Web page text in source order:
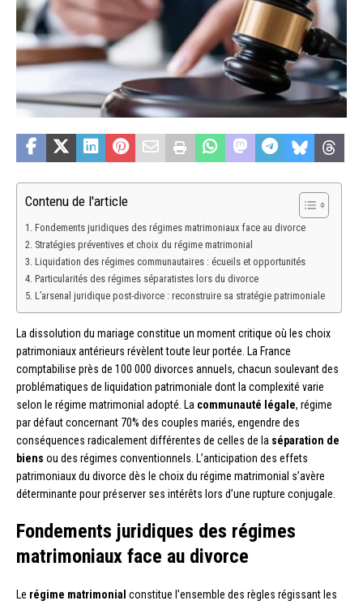
Contenu de l'article
Fondements juridiques des régimes matrimoniaux face au divorce
Stratégies préventives et choix du régime matrimonial
Liquidation des régimes communautaires : écueils et opportunités
Particularités des régimes séparatistes lors du divorce
L’arsenal juridique post-divorce : reconstruire sa stratégie patrimoniale
La dissolution du mariage constitue un moment critique où les choix
patrimoniaux antérieurs révèlent toute leur portée. La France
comptabilise près de 100 000 divorces annuels, chacun soulevant des
problématiques de liquidation patrimoniale dont la complexité varie
selon le régime matrimonial adopté. La communauté légale, régime
par défaut concernant 70% des couples mariés, engendre des
conséquences radicalement différentes de celles de la séparation de
biens ou des régimes conventionnels. L’anticipation des effets
patrimoniaux du divorce dès le choix du régime matrimonial s’avère
déterminante pour préserver ses intérêts lors d’une rupture conjugale.
Fondements juridiques des régimes
matrimoniaux face au divorce
Le régime matrimonial constitue l’ensemble des règles régissant les